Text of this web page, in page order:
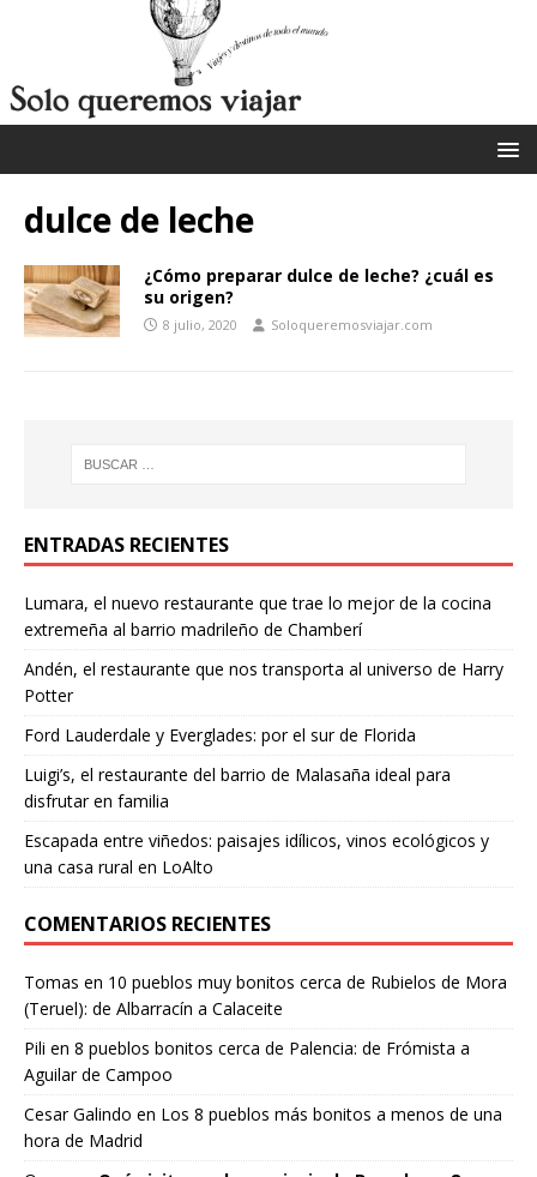
dulce de leche
¿Cómo preparar dulce de leche? ¿cuál es
su origen?
8 julio, 2020 Soloqueremosviajar.com
ENTRADAS RECIENTES
Lumara, el nuevo restaurante que trae lo mejor de la cocina
extremeña al barrio madrileño de Chamberí
Andén, el restaurante que nos transporta al universo de Harry
Potter
Ford Lauderdale y Everglades: por el sur de Florida
Luigi’s, el restaurante del barrio de Malasaña ideal para
disfrutar en familia
Escapada entre viñedos: paisajes idílicos, vinos ecológicos y
una casa rural en LoAlto
COMENTARIOS RECIENTES
Tomas en 10 pueblos muy bonitos cerca de Rubielos de Mora
(Teruel): de Albarracín a Calaceite
Pili en 8 pueblos bonitos cerca de Palencia: de Frómista a
Aguilar de Campoo
Cesar Galindo en Los 8 pueblos más bonitos a menos de una
hora de Madrid